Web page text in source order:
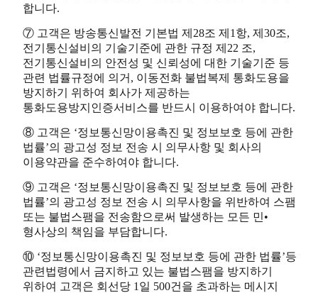
합니다.
⑦ 고객은 방송통신발전 기본법 제28조 제1항, 제30조,
전기통신설비의 기술기준에 관한 규정 제22 조,
전기통신설비의 안전성 및 신뢰성에 대한 기술기준 등
관련 법률규정에 의거, 이동전화 불법복제 통화도용을
방지하기 위하여 회사가 제공하는
통화도용방지인증서비스를 반드시 이용하여야 합니다.
⑧ 고객은 ‘정보통신망이용촉진 및 정보보호 등에 관한
법률’의 광고성 정보 전송 시 의무사항 및 회사의
이용약관을 준수하여야 합니다.
⑨ 고객은 ‘정보통신망이용촉진 및 정보보호 등에 관한
법률’의 광고성 정보 전송 시 의무사항을 위반하여 스팸
또는 불법스팸을 전송함으로써 발생하는 모든 민•
형사상의 책임을 부담합니다.
⑩ ‘정보통신망이용촉진 및 정보보호 등에 관한 법률’등
관련법령에서 금지하고 있는 불법스팸을 방지하기
위하여 고객은 회선당 1일 500건을 초과하는 메시지